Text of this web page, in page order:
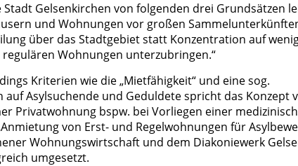
Gelsenkirchen von folgenden drei Grundsätzen
und Wohnungen vor großen
über das Stadtgebiet statt Konzentration auf
Wohnungen unterzubringen.“
Kriterien wie die „Mietfähigkeit“ und eine sog.
Asylsuchende und Geduldete spricht das Konzept
Privatwohnung bspw. bei Vorliegen einer
von Erst- und Regelwohnungen für
Wohnungswirtschaft und dem Diakoniewerk
umgesetzt.